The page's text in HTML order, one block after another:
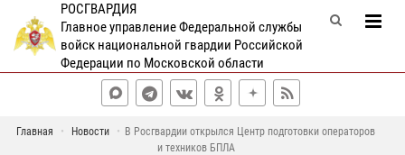
РОСГВАРДИЯ
Главное управление Федеральной службы
войск национальной гвардии Российской
Федерации по Московской области
Главная Новости
В Росгвардии открылся Центр подготовки операторов
и техников БПЛА